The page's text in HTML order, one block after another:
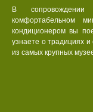
В сопровождении
комфортабельном
кондиционером вы
узнаете о традициях
из самых крупных